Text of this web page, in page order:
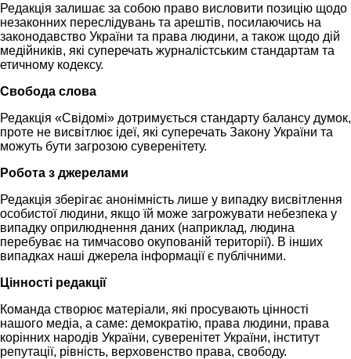
Редакція залишає за собою право висловити позицію щодо
незаконних переслідувань та арештів, посилаючись на
законодавство України та права людини, а також щодо дій
медійників, які суперечать журналістським стандартам та
етичному кодексу.
Свобода слова
Редакція «Свідомі» дотримується стандарту балансу думок,
проте не висвітлює ідеї, які суперечать Закону України та
можуть бути загрозою суверенітету.
Робота з джерелами
Редакція зберігає анонімність лише у випадку висвітлення
особистої людини, якщо їй може загрожувати небезпека у
випадку оприлюднення даних (наприклад, людина
перебуває на тимчасово окупованій території). В інших
випадках наші джерела інформації є публічними.
Цінності редакції
Команда створює матеріали, які просувають цінності
нашого медіа, а саме: демократію, права людини, права
корінних народів України, суверенітет України, інститут
репутації, рівність, верховенство права, свободу.